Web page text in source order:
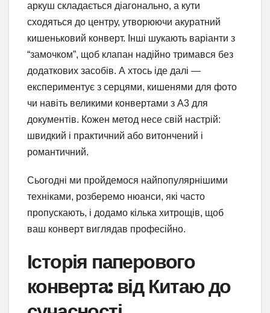
аркуш складається діагонально, а кути
сходяться до центру, утворюючи акуратний
кишеньковий конверт. Інші шукають варіанти з
“замочком”, щоб клапан надійно тримався без
додаткових засобів. А хтось іде далі —
експериментує з серцями, кишенями для фото
чи навіть великими конвертами з А3 для
документів. Кожен метод несе свій настрій:
швидкий і практичний або витончений і
романтичний.
Сьогодні ми пройдемося найпопулярнішими
техніками, розберемо нюанси, які часто
пропускають, і додамо кілька хитрощів, щоб
ваш конверт виглядав професійно.
Історія паперового
конверта: від Китаю до